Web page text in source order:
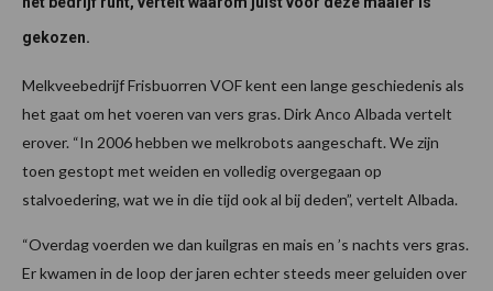
gekozen.
Melkveebedrijf Frisbuorren VOF kent een lange geschiedenis als
het gaat om het voeren van vers gras. Dirk Anco Albada vertelt
erover. “In 2006 hebben we melkrobots aangeschaft. We zijn
toen gestopt met weiden en volledig overgegaan op
stalvoedering, wat we in die tijd ook al bij deden”, vertelt Albada.
“Overdag voerden we dan kuilgras en mais en ’s nachts vers gras.
Er kwamen in de loop der jaren echter steeds meer geluiden over